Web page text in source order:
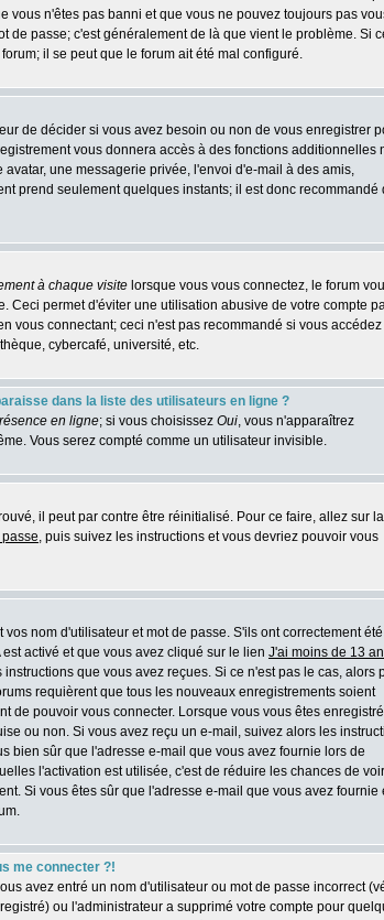
vous n'êtes pas banni et que vous ne pouvez toujours pas
de passe; c'est généralement de là que vient le problème. Si
il se peut que le forum ait été mal configuré.
de décider si vous avez besoin ou non de vous enregistrer
vous donnera accès à des fonctions additionnelles
une messagerie privée, l'envoi d'e-mail à des amis,
prend seulement quelques instants; il est donc recommandé
à chaque visite lorsque vous vous connectez, le forum
Ceci permet d'éviter une utilisation abusive de votre compte
vous connectant; ceci n'est pas recommandé si vous accédez
cybercafé, université, etc.
dans la liste des utilisateurs en ligne ?
en ligne; si vous choisissez Oui, vous n'apparaîtrez
Vous serez compté comme un utilisateur invisible.
il peut par contre être réinitialisé. Pour ce faire, allez sur la
, puis suivez les instructions et vous devriez pouvoir vous
nom d'utilisateur et mot de passe. S'ils ont correctement été
activé et que vous avez cliqué sur le lien J'ai moins de 13
que vous avez reçues. Si ce n'est pas le cas, alors
requièrent que tous les nouveaux enregistrements soient
de pouvoir vous connecter. Lorsque vous vous êtes
ou non. Si vous avez reçu un e-mail, suivez alors les
bien sûr que l'adresse e-mail que vous avez fournie lors de
l'activation est utilisée, c'est de réduire les chances de
Si vous êtes sûr que l'adresse e-mail que vous avez fournie
me connecter ?!
avez entré un nom d'utilisateur ou mot de passe incorrect
ou l'administrateur a supprimé votre compte pour